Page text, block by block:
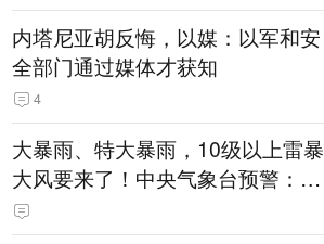
内塔尼亚胡反悔，以媒：以军和安
全部门通过媒体才获知
4
大暴雨、特大暴雨，10级以上雷暴
大风要来了！中央气象台预警：今
天到明天，浙江、安徽有特大暴雨